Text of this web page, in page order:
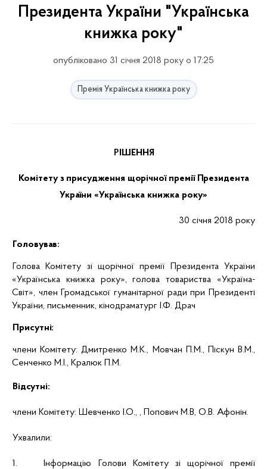
Президента України "Українська
книжка року"
опубліковано 31 січня 2018 року о 17:25
Премія Українська книжка року
РІШЕННЯ
Комітету з присудження щорічної премії Президента
України «Українська книжка року»
30 січня 2018 року
Головував:
Голова Комітету зі щорічної премії Президента України
«Українська книжка року», голова товариства «Україна-
Світ», член Громадської гуманітарної ради при Президенті
України, письменник, кінодраматург І.Ф. Драч
Присутні:
члени Комітету: Дмитренко М.К., Мовчан П.М., Піскун В.М.,
Сенченко М.І., Кралюк П.М.
Відсутні:
члени Комітету: Шевченко І.О., , Попович М.В, О.В. Афонін.
Ухвалили:
1. Інформацію
Голови Комітету зі щорічної премії